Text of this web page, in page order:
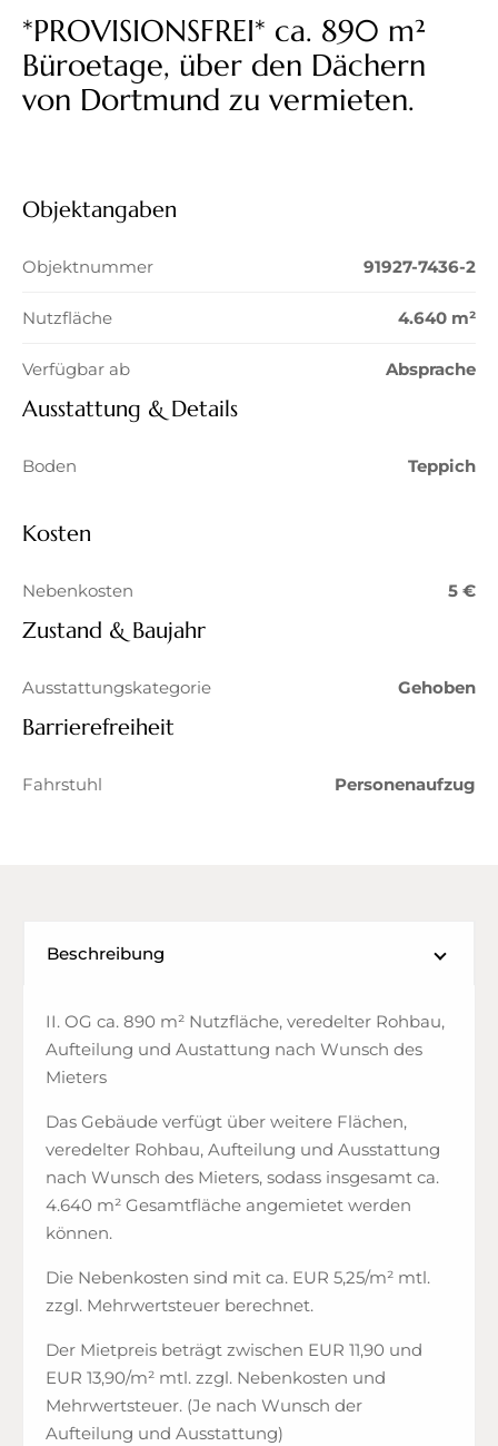
*PROVISIONSFREI* ca. 890 m²
Büroetage, über den Dächern
von Dortmund zu vermieten.
Objektangaben
Objektnummer 91927-7436-2
Nutzfläche 4.640 m²
Verfügbar ab Absprache
Ausstattung & Details
Boden Teppich
Kosten
Nebenkosten 5 €
Zustand & Baujahr
Ausstattungskategorie Gehoben
Barrierefreiheit
Fahrstuhl Personenaufzug
Beschreibung
II. OG ca. 890 m² Nutzfläche, veredelter Rohbau,
Aufteilung und Austattung nach Wunsch des
Mieters
Das Gebäude verfügt über weitere Flächen,
veredelter Rohbau, Aufteilung und Ausstattung
nach Wunsch des Mieters, sodass insgesamt ca.
4.640 m² Gesamtfläche angemietet werden
können.
Die Nebenkosten sind mit ca. EUR 5,25/m² mtl.
zzgl. Mehrwertsteuer berechnet.
Der Mietpreis beträgt zwischen EUR 11,90 und
EUR 13,90/m² mtl. zzgl. Nebenkosten und
Mehrwertsteuer. (Je nach Wunsch der
Aufteilung und Ausstattung)